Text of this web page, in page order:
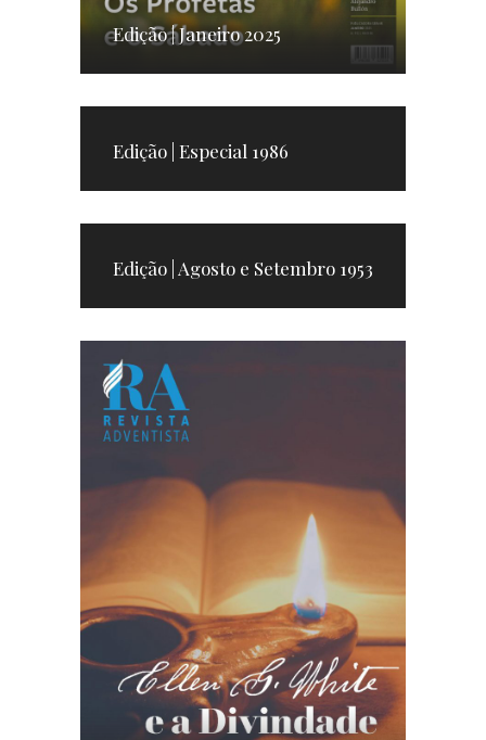
Edição | Janeiro 2025
Edição | Especial 1986
Edição | Agosto e Setembro 1953